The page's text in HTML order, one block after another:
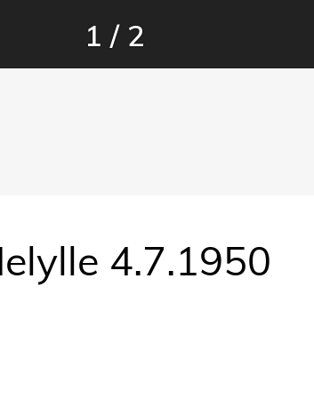
1 / 2
4.7.1950